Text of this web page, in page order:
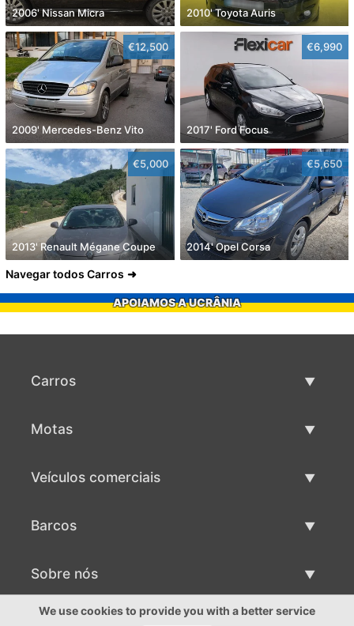
2006' Nissan Micra 2010' Toyota Auris
€12,500
2009' Mercedes-Benz Vito
€6,990
2017' Ford Focus
€5,000
2013' Renault Mégane Coupe
€5,650
2014' Opel Corsa
Navegar todos Carros
APOIAMOS A UCRÂNIA
Carros
Motas
Veículos comerciais
Barcos
Venda de barcos
Sobre nós
Sobre nós
We use cookies to provide you with a better service